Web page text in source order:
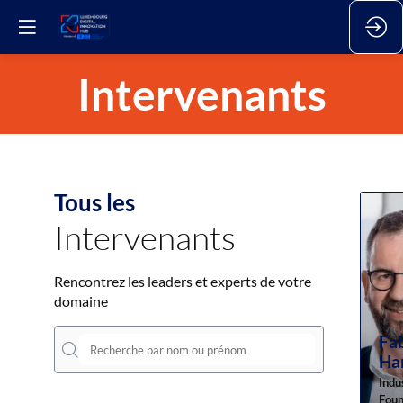
Intervenants
Tous les
Intervenants
Rencontrez les leaders et experts de votre
domaine